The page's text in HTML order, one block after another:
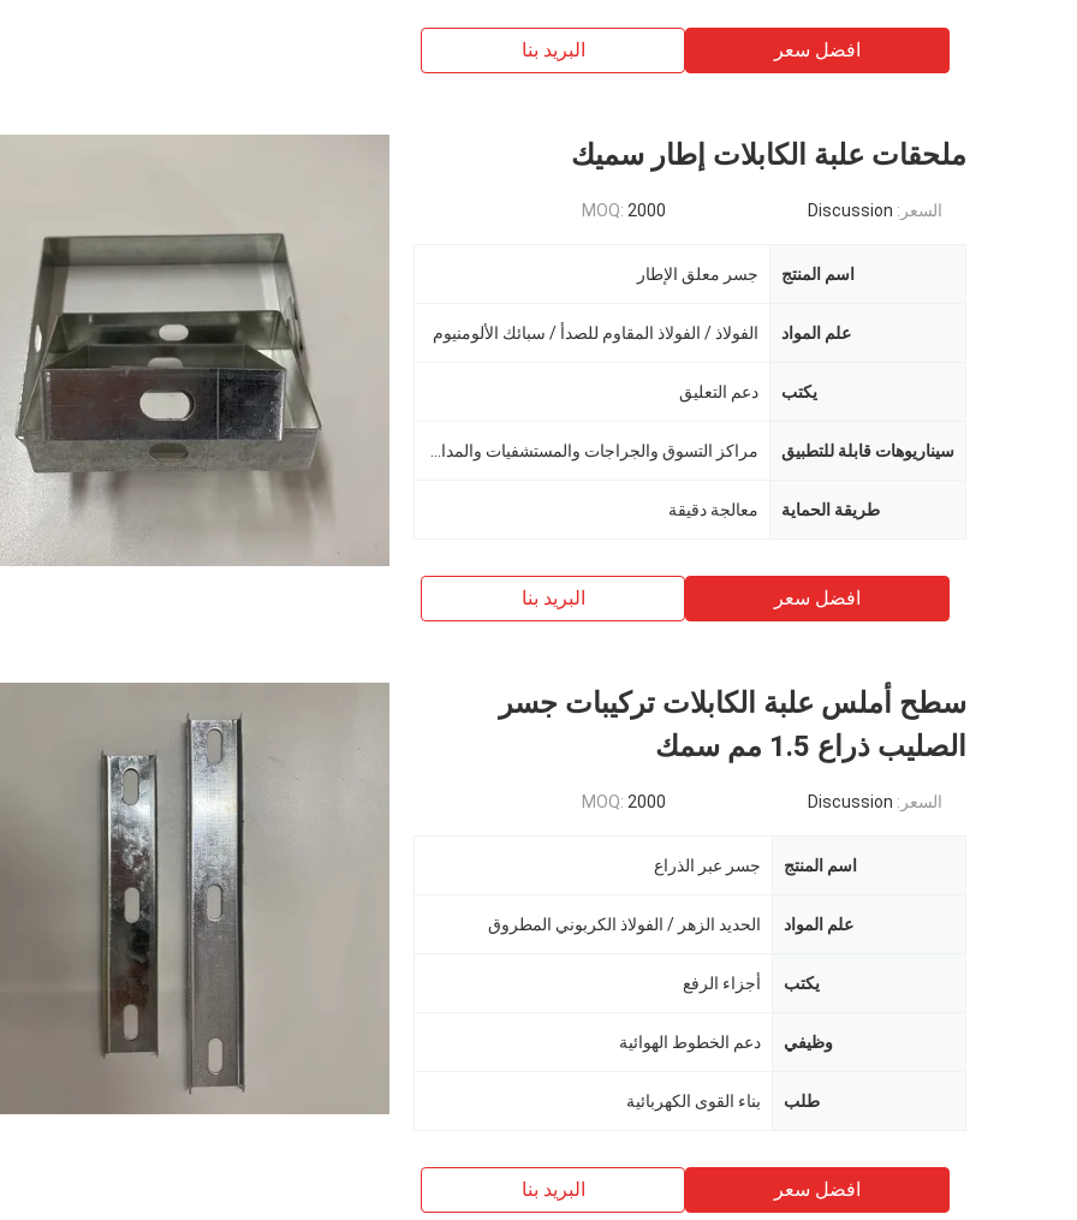
افضل سعر البريد بنا
ملحقات علبة الكابلات إطار سميك
السعر: Discussion
MOQ: 2000
اسم المنتج جسر معلق الإطار
علم المواد الفولاذ / الفولاذ المقاوم للصدأ / سبائك الألومنيوم
يكتب دعم التعليق
سيناريوهات قابلة للتطبيق
طريقة الحماية معالجة دقيقة
افضل سعر البريد بنا
سطح أملس علبة الكابلات تركيبات جسر
الصليب ذراع 1.5 مم سمك
السعر: Discussion
MOQ: 2000
اسم المنتج جسر عبر الذراع
علم المواد الحديد الزهر / الفولاذ الكربوني المطروق
يكتب أجزاء الرفع
وظيفي دعم الخطوط الهوائية
طلب بناء القوى الكهربائية
افضل سعر البريد بنا